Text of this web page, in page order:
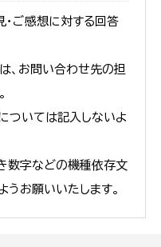
ご感想に対する回答
、お問い合わせ先の担
ついては記入しないよ
数字などの機種依存文
うお願いいたします。